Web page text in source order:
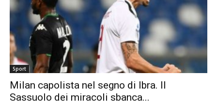
Sport
Milan capolista nel segno di Ibra. Il
Sassuolo dei miracoli sbanca...